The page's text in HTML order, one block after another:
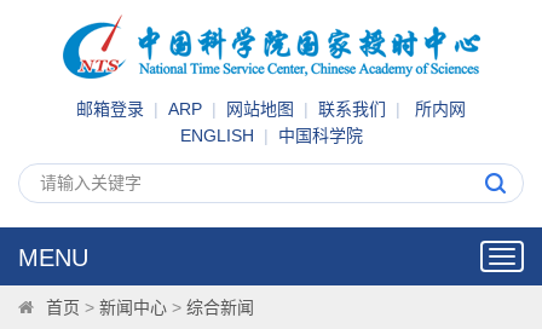
邮箱登录 | ARP | 网站地图 | 联系我们 | 所内网
ENGLISH | 中国科学院
MENU
首页 > 新闻中心 > 综合新闻